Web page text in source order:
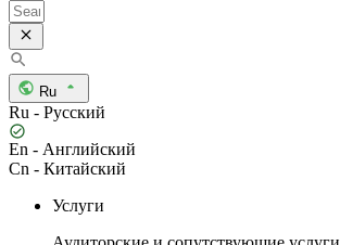
Ru
Ru - Русский
En - Английский
Cn - Китайский
Услуги